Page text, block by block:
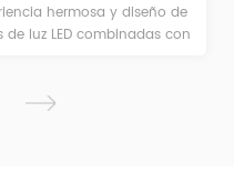
hermosa y diseño de
luz LED combinadas con
el espectro de